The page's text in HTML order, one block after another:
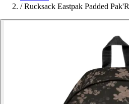
/ Rucksack Eastpak Padded Pak'R